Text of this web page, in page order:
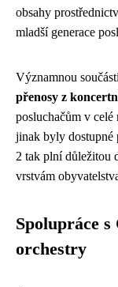
obsahy
mladší generace
Významnou
přenosy z
posluchačům v
jinak byly dostupné
2 tak plní důležitou
vrstvám
Spolupráce
orchestry